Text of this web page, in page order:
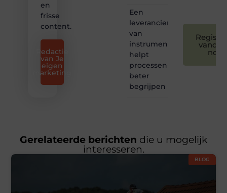
en
frisse
content.
Redactie
van Je
eigen
marketing
Een
leverancier
van
instrumentatie
helpt
processen
beter
begrijpen
nog
Gerelateerde berichten die u mogelijk
interesseren.
BLOG